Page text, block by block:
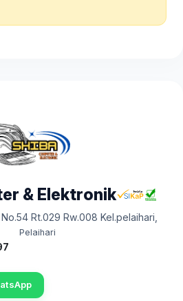
& Elektronik
Rt.029 Rw.008 Kel.pelaihari
Pelaihari